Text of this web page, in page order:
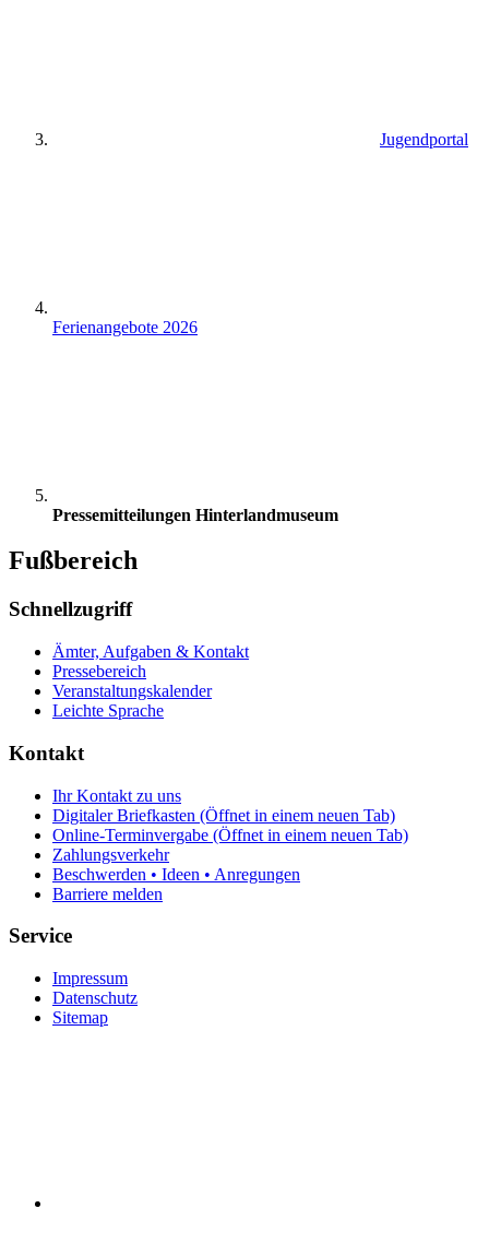
Jugendportal
Ferienangebote 2026
Pressemitteilungen Hinterlandmuseum
Fußbereich
Schnellzugriff
Ämter, Aufgaben & Kontakt
Pressebereich
Veranstaltungskalender
Leichte Sprache
Kontakt
Ihr Kontakt zu uns
Digitaler Briefkasten (Öffnet in einem neuen Tab)
Online-Terminvergabe (Öffnet in einem neuen Tab)
Zahlungsverkehr
Beschwerden • Ideen • Anregungen
Barriere melden
Service
Impressum
Datenschutz
Sitemap